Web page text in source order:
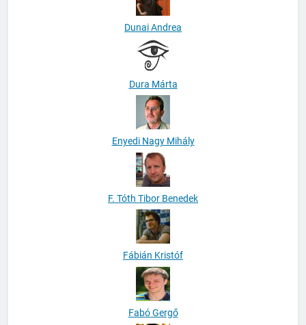
Dunai Andrea
Dura Márta
Enyedi Nagy Mihály
F. Tóth Tibor Benedek
Fábián Kristóf
Fabó Gergő